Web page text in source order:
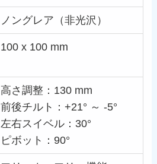
ノングレア（非光沢）
100 x 100 mm
高さ調整：130 mm
前後チルト：+21° ～ -5°
左右スイベル：30°
ピボット：90°